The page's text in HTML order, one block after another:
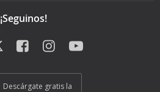
¡Seguinos!
Descárgate gratis la